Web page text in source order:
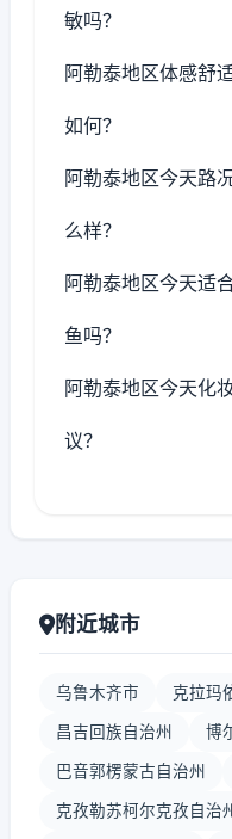
敏吗？
阿勒泰地区体感舒
如何？
阿勒泰地区今天路
么样？
阿勒泰地区今天适
鱼吗？
阿勒泰地区今天化
议？
附近城市
乌鲁木齐市 克拉玛
昌吉回族自治州 博
巴音郭楞蒙古自治州
克孜勒苏柯尔克孜自治